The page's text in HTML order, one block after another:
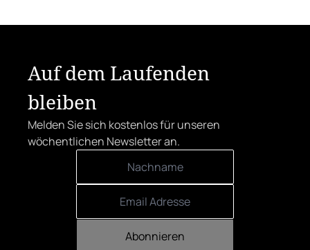
Auf dem Laufenden
bleiben
Melden Sie sich kostenlos für unseren
wöchentlichen Newsletter an.
Abonnieren